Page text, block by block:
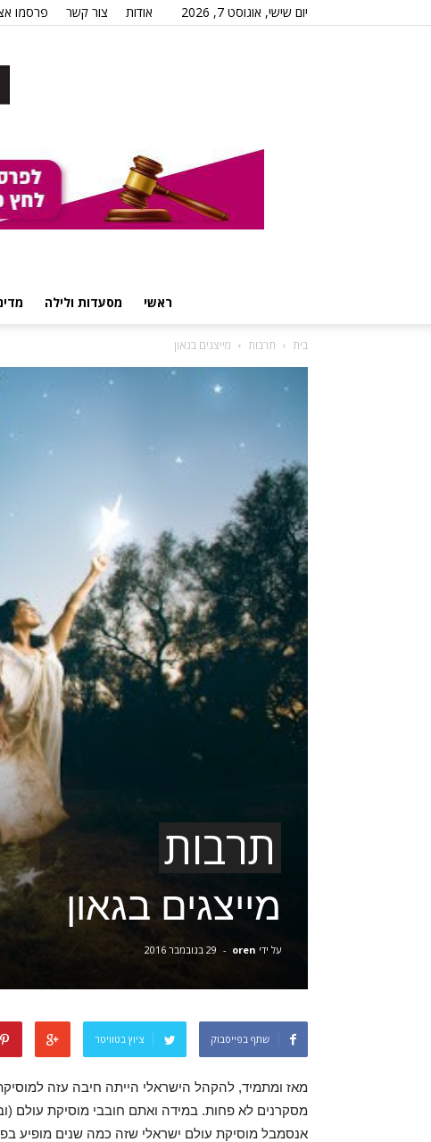
יום שישי, אוגוסט 7, 2026 אודות צור קשר פרסמו
ראשי מסעדות ולילה
בית תרבות מייצגים בגאון
תרבות
מייצגים בגאון
על ידי oren
- 29 בנובמבר 2016
שתף בפייסבוק ציוץ בטוויטר
מאז ומתמיד, להקהל הישראלי הייתה חיבה עזה
מסקרנים לא פחות. במידה ואתם חובבי מוסיקת עולם
אנסמבל מוסיקת עולם ישראלי שזה כמה שנים מופיע